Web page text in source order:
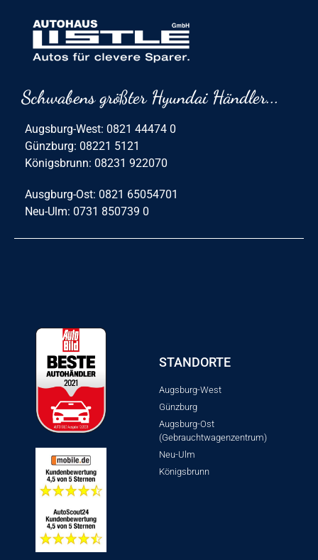
Schwabens größter Hyundai Händler...
Augsburg-West: 0821 44474 0
Günzburg: 08221 5121
Königsbrunn: 08231 922070
Ausgburg-Ost: 0821 65054701
Neu-Ulm: 0731 850739 0
STANDORTE
Augsburg-West
Günzburg
Augsburg-Ost
(Gebrauchtwagenzentrum)
Neu-Ulm
Königsbrunn